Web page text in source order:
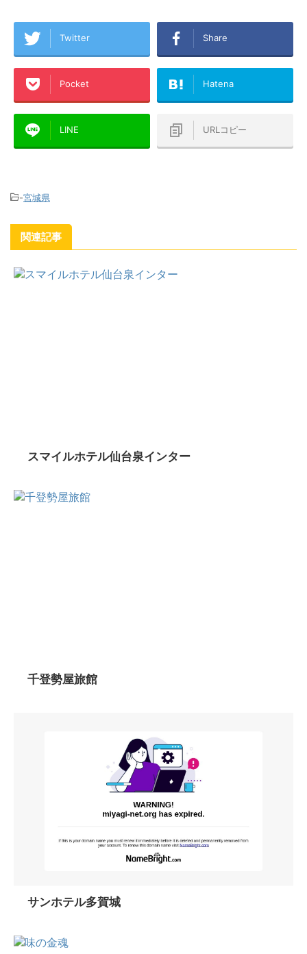
Twitter Share
Pocket Hatena
LINE URLコピー
-宮城県
関連記事
スマイルホテル仙台泉インター
千登勢屋旅館
サンホテル多賀城